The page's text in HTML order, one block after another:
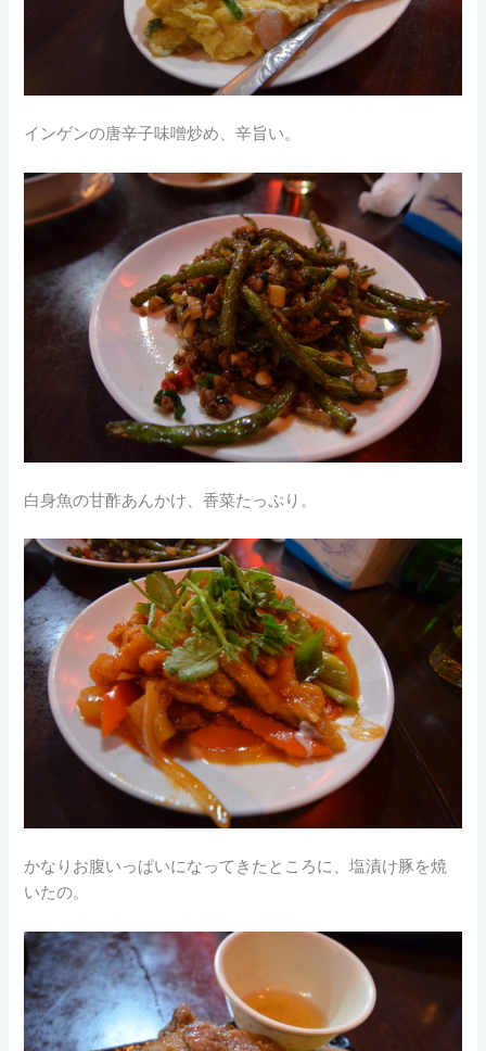
インゲンの唐辛子味噌炒め、辛旨い。
白身魚の甘酢あんかけ、香菜たっぷり。
かなりお腹いっぱいになってきたところに、塩漬け豚を焼
いたの。